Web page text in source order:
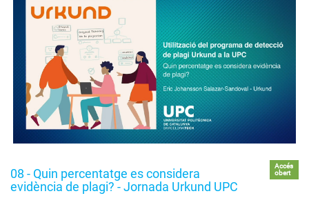
08 - Quin percentatge es considera
evidència de plagi? - Jornada Urkund UPC
Accés
obert